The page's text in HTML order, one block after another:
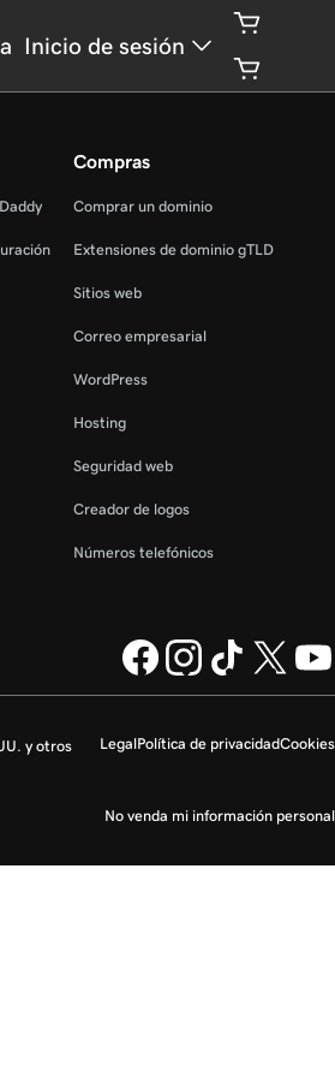
Inicio de sesión
Compras
Comprar un dominio
Extensiones de dominio gTLD
Sitios web
Correo empresarial
WordPress
Hosting
Seguridad web
Creador de logos
Números telefónicos
LegalPolítica de privacidadCookies
No venda mi información personal
y otros